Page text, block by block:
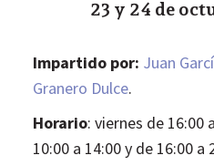
23 y 24 de
Impartido por: Juan
Granero Dulce.
Horario: viernes de 16:00
10:00 a 14:00 y de 16:00 a